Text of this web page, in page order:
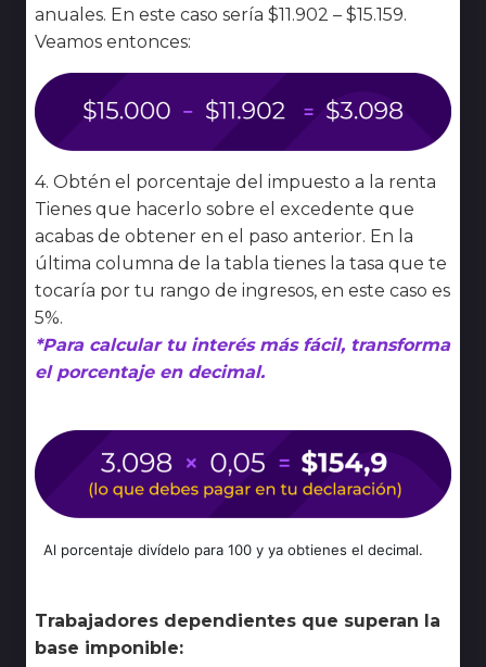
anuales. En este caso sería $11.902 – $15.159.
Veamos entonces:
4. Obtén el porcentaje del impuesto a la renta
Tienes que hacerlo sobre el excedente que
acabas de obtener en el paso anterior. En la
última columna de la tabla tienes la tasa que te
tocaría por tu rango de ingresos, en este caso es
5%.
*Para calcular tu interés más fácil, transforma
el porcentaje en decimal.
Al porcentaje divídelo para 100 y ya obtienes el decimal.
Trabajadores dependientes que superan la
base imponible: